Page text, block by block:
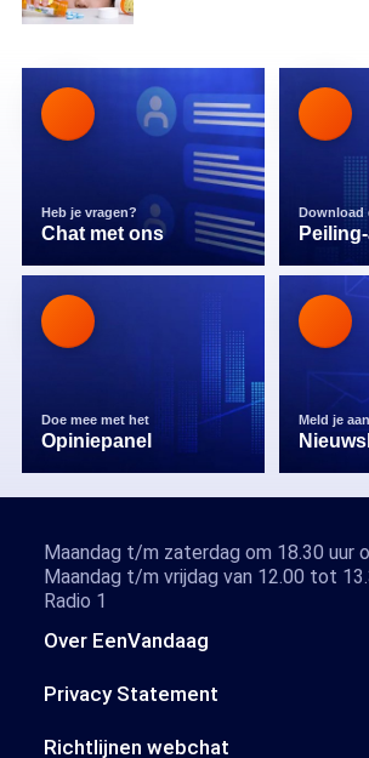
Heb je vragen?
Chat met ons
Download
Doe mee met het
Opiniepanel
Meld je
Over EenVandaag
Privacy Statement
Richtlijnen webchat
Maandag t/m zaterdag om 18.30 uur
Maandag t/m vrijdag van 12.00 tot
Radio 1